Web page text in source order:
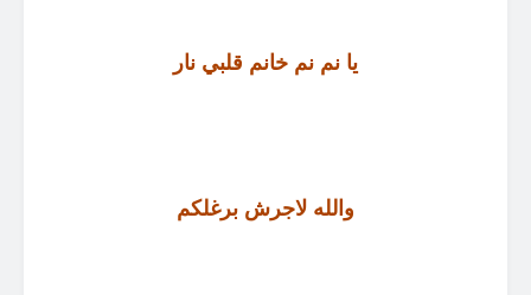
يا نم نم خانم قلبي نار
والله لاجرش برغلكم